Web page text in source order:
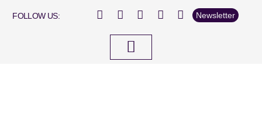
FOLLOW US: Newsletter